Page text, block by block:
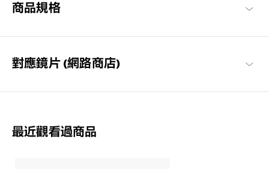
烈的運動，都能輕鬆戴上。
商品規格
對應鏡片 (網路商店)
最近觀看過商品